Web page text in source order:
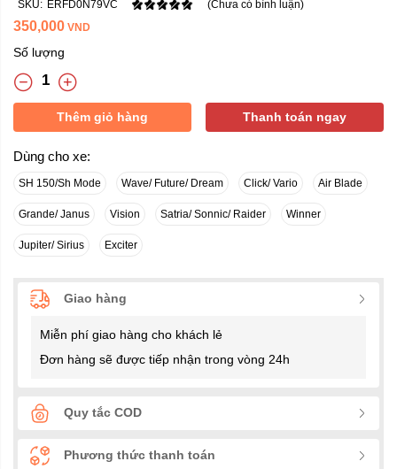
SKU: ERFD0N79VC (Chưa có bình luận)
350,000 VND
Số lượng
Thêm giỏ hàng Thanh toán ngay
Dùng cho xe:
SH 150/Sh Mode Wave/ Future/ Dream Click/ Vario Air Blade
Grande/ Janus Vision Satria/ Sonnic/ Raider Winner
Jupiter/ Sirius Exciter
Giao hàng
Miễn phí giao hàng cho khách lẻ
Đơn hàng sẽ được tiếp nhận trong vòng 24h
Quy tắc COD
Phương thức thanh toán